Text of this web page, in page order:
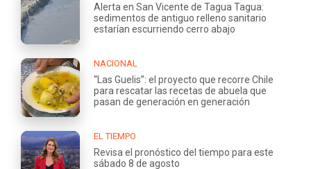
Alerta en San Vicente de Tagua Tagua:
sedimentos de antiguo relleno sanitario
estarían escurriendo cerro abajo
NACIONAL
“Las Guelis”: el proyecto que recorre Chile
para rescatar las recetas de abuela que
pasan de generación en generación
EL TIEMPO
Revisa el pronóstico del tiempo para este
sábado 8 de agosto